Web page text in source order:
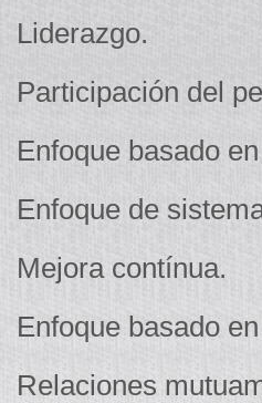
Liderazgo.
Participación del
Enfoque basado
Enfoque de
Mejora contínua.
Enfoque basado
Relaciones